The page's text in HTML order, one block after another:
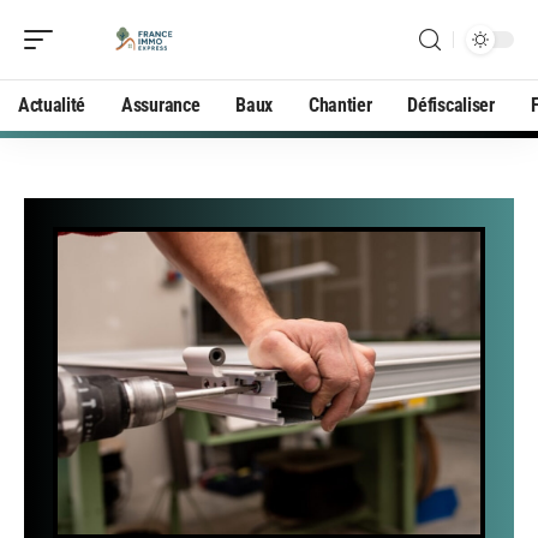
Actualité Assurance Baux Chantier Défiscaliser